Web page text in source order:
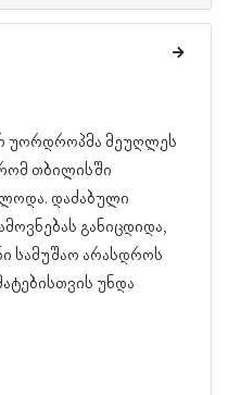
უორდროპმა მეუღლეს
თბილისში
დაძაბული
განიცდიდა,
სამუშაო არასდროს
უნდა